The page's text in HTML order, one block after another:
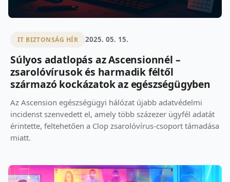
IT BIZTONSÁG HÍR 2025. 05. 15.
Súlyos adatlopás az Ascensionnél –
zsarolóvírusok és harmadik féltől
származó kockázatok az egészségügyben
Az Ascension egészségügyi hálózat újabb adatvédelmi
incidenst szenvedett el, amely több százezer ügyfél adatát
érintette, feltehetően a Clop zsarolóvírus-csoport támadása
miatt.